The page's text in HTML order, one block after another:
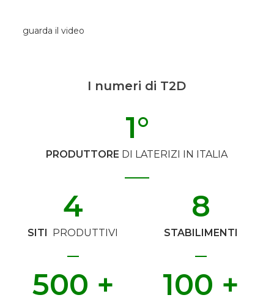
guarda il video
I numeri di T2D
PRODUTTORE DI LATERIZI IN ITALIA
1°
SITI PRODUTTIVI
4
STABILIMENTI
8
500 + 100 +